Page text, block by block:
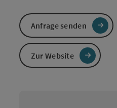
Anfrage senden
Zur Website